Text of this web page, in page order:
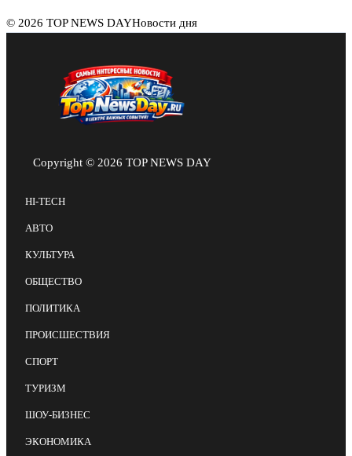
© 2026 TOP NEWS DAYНовости дня
Copyright © 2026 TOP NEWS DAY
HI-TECH
АВТО
КУЛЬТУРА
ОБЩЕСТВО
ПОЛИТИКА
ПРОИСШЕСТВИЯ
СПОРТ
ТУРИЗМ
ШОУ-БИЗНЕС
ЭКОНОМИКА